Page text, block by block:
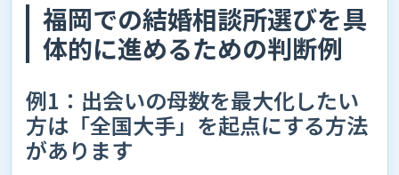
福岡での結婚相談所選びを具
体的に進めるための判断例
例1：出会いの母数を最大化したい
方は「全国大手」を起点にする方法
があります